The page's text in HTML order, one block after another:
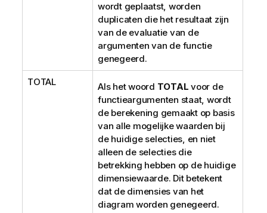
wordt geplaatst, worden
duplicaten die het resultaat zijn
van de evaluatie van de
argumenten van de functie
genegeerd.
TOTAL Als het woord TOTAL voor de
functieargumenten staat, wordt
de berekening gemaakt op basis
van alle mogelijke waarden bij
de huidige selecties, en niet
alleen de selecties die
betrekking hebben op de huidige
dimensiewaarde. Dit betekent
dat de dimensies van het
diagram worden genegeerd.